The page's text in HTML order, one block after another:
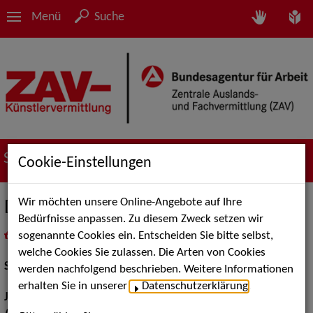
Menü Suche
Suche nach Künstler*innen
Diego Andreas
als PDF speichern
inMeine Merklistelegen
Schauspiel:Film und TV
Jahrgang:
Cookie-Einstellungen
Wir möchten unsere Online-Angebote auf Ihre
Bedürfnisse anpassen. Zu diesem Zweck setzen wir
sogenannte Cookies ein. Entscheiden Sie bitte selbst,
welche Cookies Sie zulassen. Die Arten von Cookies
werden nachfolgend beschrieben. Weitere Informationen
erhalten Sie in unserer
Datenschutzerklärung